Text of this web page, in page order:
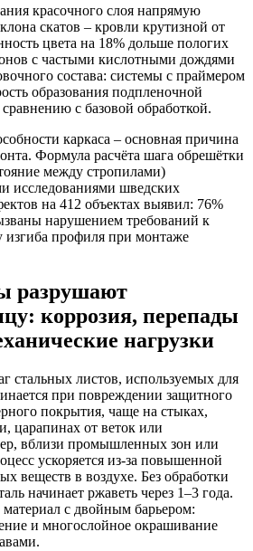
красочного слоя напрямую
скатов – кровли крутизной от
цвета на 18% дольше пологих
с частыми кислотными дождями
состава: системы с праймером
образования подпленочной
с базовой обработкой.
каркаса – основная причина
Формула расчёта шага обрешётки
между стропилами)
исследованиями шведских
на 412 объектах выявил: 76%
нарушением требований к
профиля при монтаже
разрушают
коррозия, перепады
нагрузки
стальных листов, используемых для
при повреждении защитного
покрытия, чаще на стыках,
царапинах от веток или
вблизи промышленных зон или
ускоряется из-за повышенной
веществ в воздухе. Без обработки
начинает ржаветь через 1–3 года.
с двойным барьером:
и многослойное окрашивание